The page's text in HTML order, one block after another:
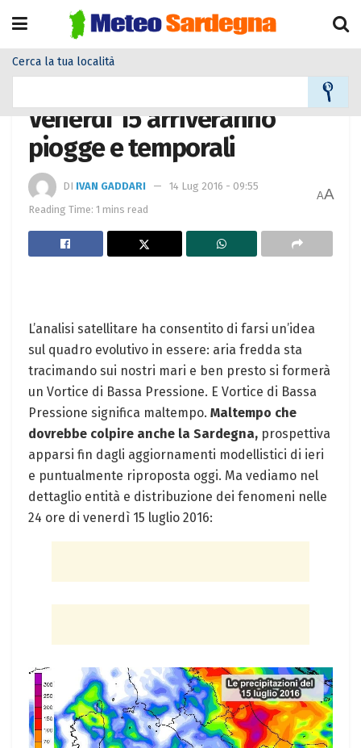
Cerca la tua località
Venerdì 15 arriveranno
piogge e temporali
DI IVAN GADDARI
14 Lug 2016 - 09:55
Reading Time: 1 mins read
AA
L’analisi satellitare ha consentito di farsi un’idea
sul quadro evolutivo in essere: aria fredda sta
tracimando sui nostri mari e ben presto si formerà
un Vortice di Bassa Pressione. E Vortice di Bassa
Pressione significa maltempo. Maltempo che
dovrebbe colpire anche la Sardegna, prospettiva
apparsi fin dagli aggiornamenti modellistici di ieri
e puntualmente riproposta oggi. Ma vediamo nel
dettaglio entità e distribuzione dei fenomeni nelle
24 ore di venerdì 15 luglio 2016: